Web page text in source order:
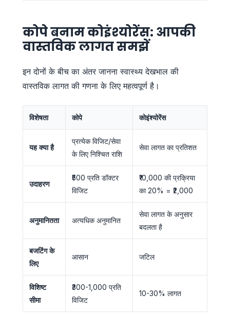
कोपे बनाम कोइंश्योरेंस: आपकी
वास्तविक लागत समझें
इन दोनों के बीच का अंतर जानना स्वास्थ्य देखभाल की
वास्तविक लागत की गणना के लिए महत्वपूर्ण है।
विशेषता कोपे कोइंश्योरेंस
यह क्या है
प्रत्येक विजिट/सेवा
के लिए निश्चित राशि
सेवा लागत का प्रतिशत
उदाहरण
₹500 प्रति डॉक्टर
विजिट
₹10,000 की प्रक्रिया
का 20% = ₹2,000
अनुमानितता अत्यधिक अनुमानित
सेवा लागत के अनुसार
बदलता है
बजटिंग के
लिए
आसान जटिल
विशिष्ट
सीमा
₹300-1,000 प्रति
विजिट
10-30% लागत